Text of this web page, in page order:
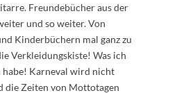
Freundebücher aus der
und so weiter. Von
Kinderbüchern mal ganz zu
Verkleidungskiste! Was ich
habe! Karneval wird nicht
die Zeiten von Mottotagen